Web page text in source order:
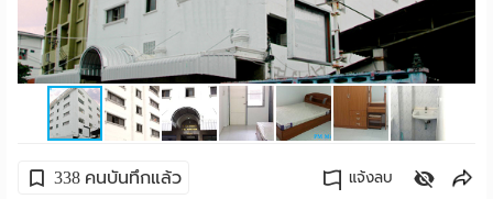
ราย
เดือน
ห้อง
338 คนบันทึกแล้ว แจ้งลบ